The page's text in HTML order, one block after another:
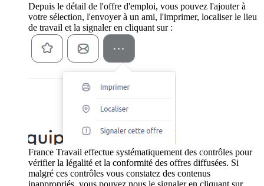
Depuis le détail de l'offre d'emploi, vous pouvez l'ajouter à
votre sélection, l'envoyer à un ami, l'imprimer, localiser le lieu
de travail et la signaler en cliquant sur :
France Travail effectue systématiquement des contrôles pour
vérifier la légalité et la conformité des offres diffusées. Si
malgré ces contrôles vous constatez des contenus
inappropriés, vous pouvez nous le signaler en cliquant sur